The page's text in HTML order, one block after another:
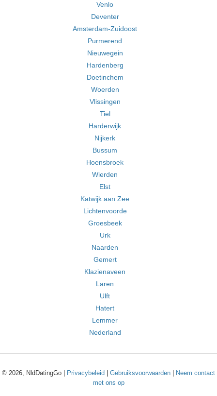
Venlo
Deventer
Amsterdam-Zuidoost
Purmerend
Nieuwegein
Hardenberg
Doetinchem
Woerden
Vlissingen
Tiel
Harderwijk
Nijkerk
Bussum
Hoensbroek
Wierden
Elst
Katwijk aan Zee
Lichtenvoorde
Groesbeek
Urk
Naarden
Gemert
Klazienaveen
Laren
Ulft
Hatert
Lemmer
Nederland
© 2026, NldDatingGo | Privacybeleid Gebruiksvoorwaarden
Neem contact
met ons op